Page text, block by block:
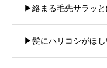
▶︎絡まる毛先サラッと
▶︎髪にハリコシがほ